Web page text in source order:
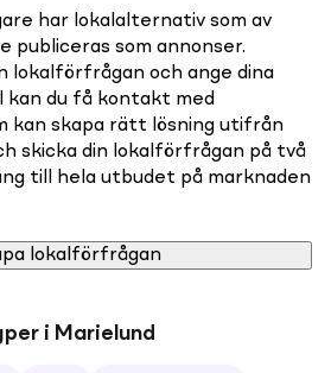
har lokalalternativ som av
publiceras som annonser.
lokalförfrågan och ange dina
kan du få kontakt med
kan skapa rätt lösning utifrån
skicka din lokalförfrågan på två
till hela utbudet på marknaden
lokalförfrågan
i Marielund